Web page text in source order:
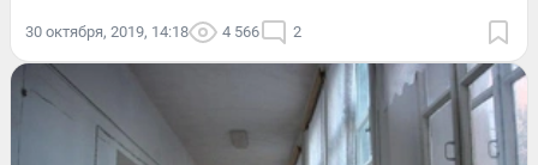
30 октября, 2019, 14:18 4 566 2